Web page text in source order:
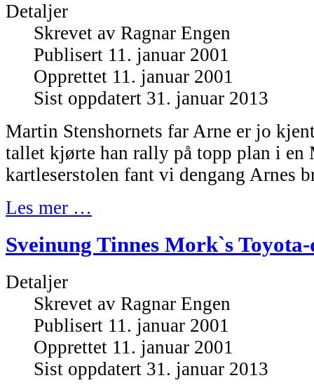
Detaljer
Skrevet av Ragnar Engen
Publisert 11. januar 2001
Opprettet 11. januar 2001
Sist oppdatert 31. januar 2013
Martin Stenshornets far Arne er jo
tallet kjørte han rally på topp plan i en
kartleserstolen fant vi dengang Arnes
Les mer …
Sveinung Tinnes Mork`s
Detaljer
Skrevet av Ragnar Engen
Publisert 11. januar 2001
Opprettet 11. januar 2001
Sist oppdatert 31. januar 2013